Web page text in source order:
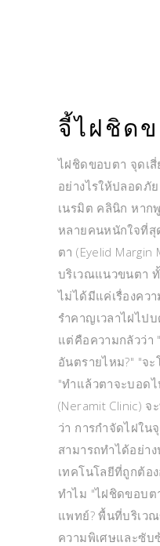
จี้ไฝชิด
ไฝชิดขอบตา จุดเสี่
อย่างไรให้ปลอดภั
เนรมิต คลินิก หาก
หลายคนหนักใจที่
ตา (Eyelid
บริเวณแนวขนตา
ไม่ได้มีแค่เรื่องคว
รำคาญเวลาไฝไป
แต่คือความกลัวว่า
อันตรายไหม?" "จ
"ทำแล้วตาจะบอด
(Neramit Clinic)
ว่า การกำจัดไฝใ
สามารถทำได้อย่า
เทคโนโลยีที่ถูกต้อ
ทำไม "ไฝชิดขอบต
แพทย์? พื้นที่บริเว
ความพิเศษและซับ